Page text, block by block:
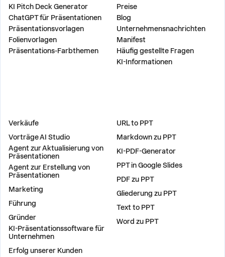
KI Pitch Deck Generator
ChatGPT für Präsentationen
Präsentationsvorlagen
Folienvorlagen
Präsentations-Farbthemen
Preise
Blog
Unternehmensnachrichten
Manifest
Häufig gestellte Fragen
KI-Informationen
Verkäufe
Vorträge AI Studio
Agent zur Aktualisierung von
Präsentationen
Agent zur Erstellung von
Präsentationen
Marketing
Führung
Gründer
KI-Präsentationssoftware für
Unternehmen
Erfolg unserer Kunden
URL to PPT
Markdown zu PPT
KI-PDF-Generator
PPT in Google Slides
PDF zu PPT
Gliederung zu PPT
Text to PPT
Word zu PPT